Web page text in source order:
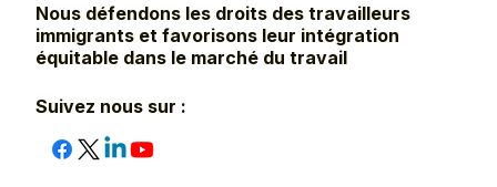
Nous défendons les droits des travailleurs
immigrants et favorisons leur intégration
équitable dans le marché du travail
Suivez nous sur :